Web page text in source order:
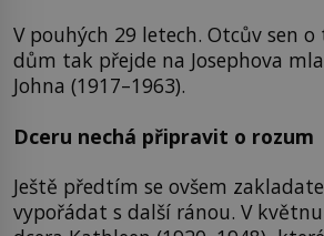
V pouhých 29 letech. Otcův sen
dům tak přejde na Josephova
Johna (1917–1963).
Dceru nechá připravit o rozum
Ještě předtím se ovšem
vypořádat s další ránou. V